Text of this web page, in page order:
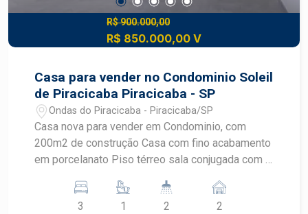
R$ 900.000,00
R$ 850.000,00 V
Casa para vender no Condominio Soleil
de Piracicaba Piracicaba - SP
Ondas do Piracicaba - Piracicaba/SP
Casa nova para vender em Condominio, com
200m2 de construção Casa com fino acabamento
em porcelanato Piso térreo sala conjugada com a
escritório 3 dormitórios sendo 1 suite com
3 1 2 2